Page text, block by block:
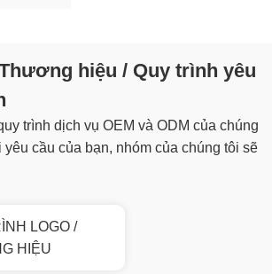
hiệu / Quy trình yêu
trình dịch vụ OEM và ODM của chúng
cầu của bạn, nhóm của chúng tôi sẽ
LOGO /
HIỆU